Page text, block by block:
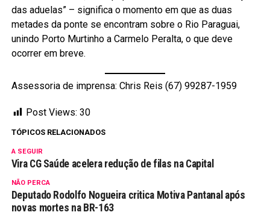
das aduelas” – significa o momento em que as duas
metades da ponte se encontram sobre o Rio Paraguai,
unindo Porto Murtinho a Carmelo Peralta, o que deve
ocorrer em breve.
Assessoria de imprensa: Chris Reis (67) 99287-1959
Post Views: 30
TÓPICOS RELACIONADOS
A SEGUIR
Vira CG Saúde acelera redução de filas na Capital
NÃO PERCA
Deputado Rodolfo Nogueira critica Motiva Pantanal após
novas mortes na BR-163